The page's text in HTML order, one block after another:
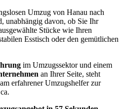
Umzug von Hanau nach
unabhängig davon, ob Sie Ihr
Stücke wie Ihren
Esstisch oder den gemütlichen
im Umzugssektor und einem
an Ihrer Seite, steht
erfahrener Umzugshelfer zur